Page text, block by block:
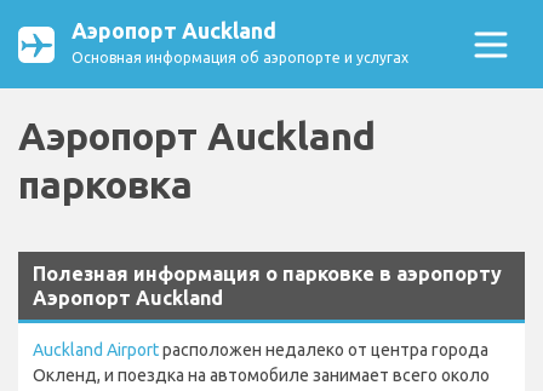
Аэропорт Auckland
Основная информация об аэропорте и услугах
Аэропорт Auckland
парковка
Полезная информация о парковке в аэропорту
Аэропорт Auckland
Auckland Airportрасположен недалеко от центра города
Окленд, и поездка на автомобиле занимает всего около